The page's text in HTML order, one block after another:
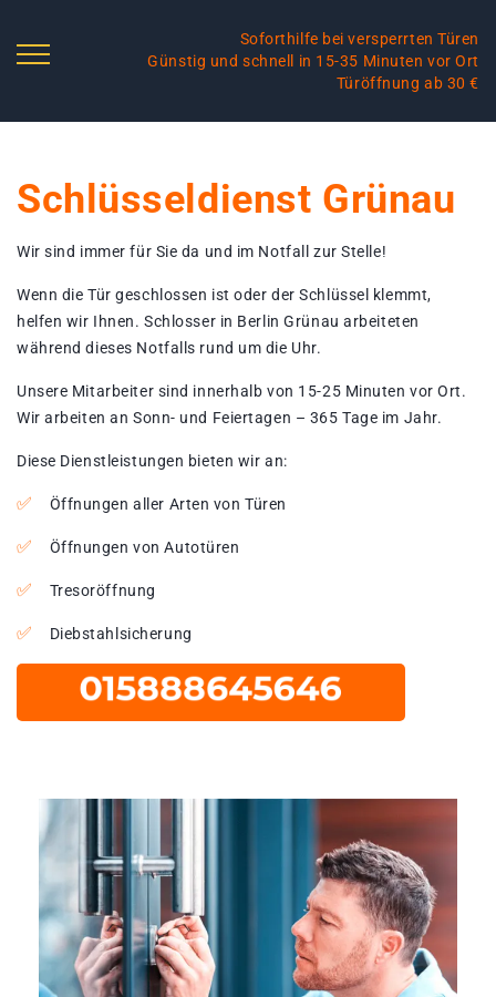
Soforthilfe bei versperrten Türen
Günstig und schnell in 15-35 Minuten vor Ort
Türöffnung ab 30 €
Schlüsseldienst Grünau
Wir sind immer für Sie da und im Notfall zur Stelle!
Wenn die Tür geschlossen ist oder der Schlüssel klemmt,
helfen wir Ihnen. Schlosser in Berlin Grünau arbeiteten
während dieses Notfalls rund um die Uhr.
Unsere Mitarbeiter sind innerhalb von 15-25 Minuten vor Ort.
Wir arbeiten an Sonn- und Feiertagen – 365 Tage im Jahr.
Diese Dienstleistungen bieten wir an:
Öffnungen aller Arten von Türen
Öffnungen von Autotüren
Tresoröffnung
Diebstahlsicherung